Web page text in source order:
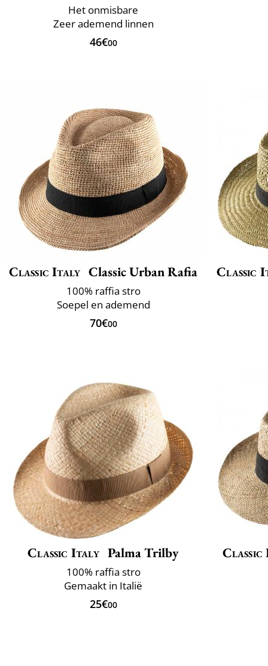
Het onmisbare
Zeer ademend linnen
46€00
Classic Italy Classic Urban Rafia
100% raffia stro
Soepel en ademend
70€00
Classic
Classic Italy Palma Trilby
100% raffia stro
Gemaakt in Italië
25€00